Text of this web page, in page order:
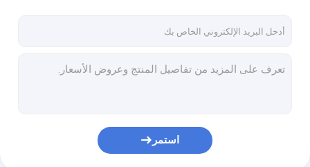
استمر